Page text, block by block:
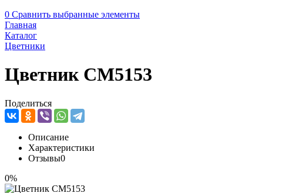
0 Сравнить выбранные элементы
Главная
Каталог
Цветники
Цветник CM5153
Поделиться
Описание
Характеристики
Отзывы0
0%